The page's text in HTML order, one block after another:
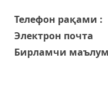
Телефон рақами :
Электрон почта
Бирламчи